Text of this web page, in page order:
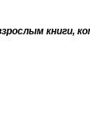
книги,